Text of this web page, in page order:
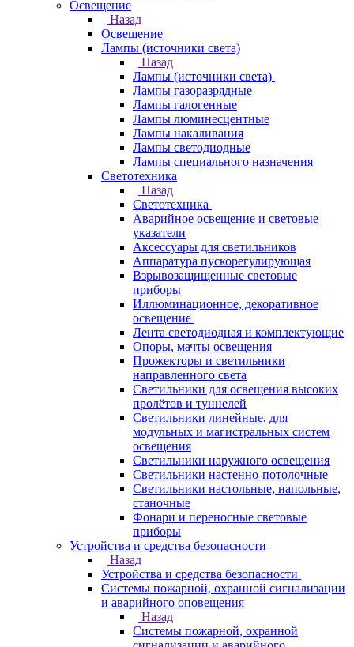
Освещение
Назад
Освещение
Лампы (источники света)
Назад
Лампы (источники света)
Лампы газоразрядные
Лампы галогенные
Лампы люминесцентные
Лампы накаливания
Лампы светодиодные
Лампы специального назначения
Светотехника
Назад
Светотехника
Аварийное освещение и световые
указатели
Аксессуары для светильников
Аппаратура пускорегулирующая
Взрывозащищенные световые
приборы
Иллюминационное, декоративное
освещение
Лента светодиодная и комплектующие
Опоры, мачты освещения
Прожекторы и светильники
направленного света
Светильники для освещения высоких
пролётов и туннелей
Светильники линейные, для
модульных и магистральных систем
освещения
Светильники наружного освещения
Светильники настенно-потолочные
Светильники настольные, напольные,
станочные
Фонари и переносные световые
приборы
Устройства и средства безопасности
Назад
Устройства и средства безопасности
Системы пожарной, охранной сигнализации
и аварийного оповещения
Назад
Системы пожарной, охранной